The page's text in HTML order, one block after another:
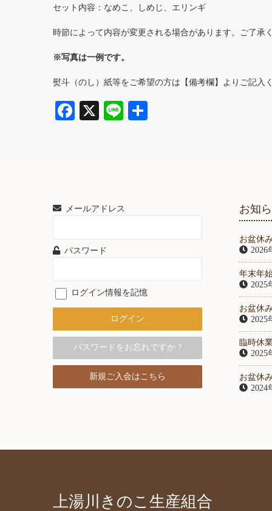
セット内容：なめこ、しめじ、エリンギ
時節によって内容が変更される場合があります。ご了承
※写真は一例です。
熨斗（のし）紙等をご希望の方は【備考欄】よりご記入
Fa X
Li
メールアドレス
パスワード
ログイン情報を記憶
パスワードをお忘れですか ?
新規ご入会はこちら
お知
お盆休
2026
年末年
2025
お盆休
2025
臨時休
2025
お盆休
2024
上湯川きのこ生産組合